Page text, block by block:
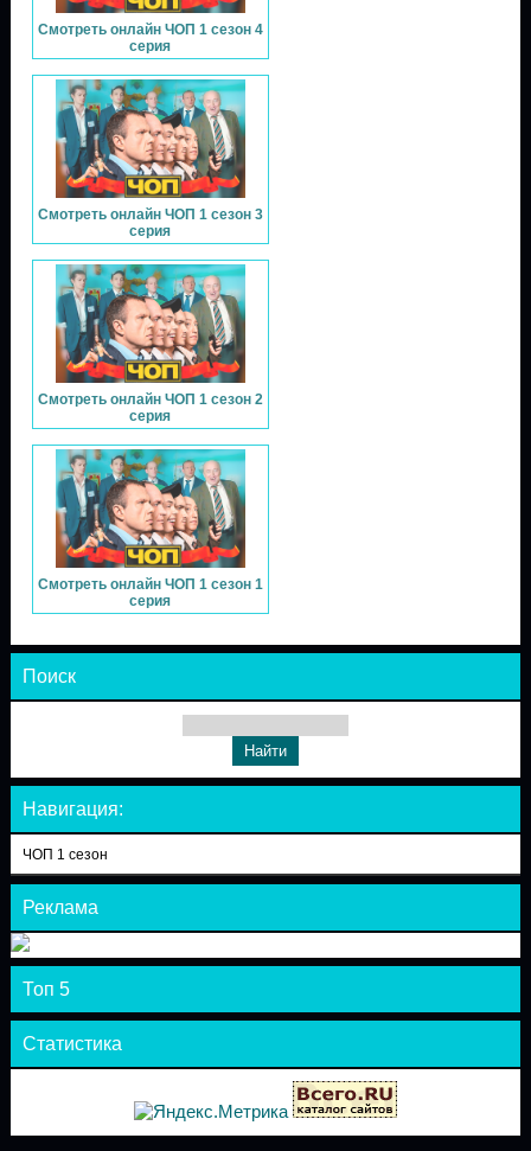
Смотреть онлайн ЧОП 1 сезон 4
серия
Смотреть онлайн ЧОП 1 сезон 3
серия
Смотреть онлайн ЧОП 1 сезон 2
серия
Смотреть онлайн ЧОП 1 сезон 1
серия
Поиск
Навигация:
ЧОП 1 сезон
Реклама
Топ 5
Статистика